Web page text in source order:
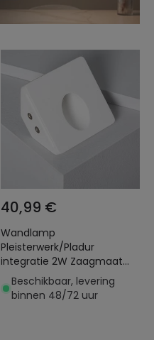
40,99 €
Wandlamp
Pleisterwerk/Pladur
integratie 2W Zaagmaat
103x100 mm
Beschikbaar, levering
binnen 48/72 uur